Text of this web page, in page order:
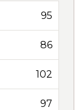
95
86
102
97